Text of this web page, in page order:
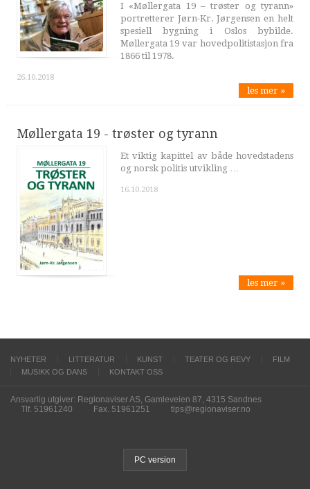
I «Møllergata 19 – trøster og tyrann»
portretterer Jørn-Kr. Jørgensen en helt
spesiell bygning i Oslos bybilde.
Møllergata 19 var hovedpolitistasjon fra
1866 til 1978.
26.10.2018
les mer »
Møllergata 19 - trøster og tyrann
Et viktig kapittel av både hovedstadens
og norsk politis utvikling …
16.10.2018
les mer »
NYHETER LITTERATUR KUNST TEATER OG REVY
FILM
MUSIKK OG DANS
KONTAKT OSS
Ansvarlig utgiver: Regionaviser AS, Gamleveien 87, 4315 Sandnes
Tlf. 51961240
Fax. 51961251 tips@regionaviser.no
PC version